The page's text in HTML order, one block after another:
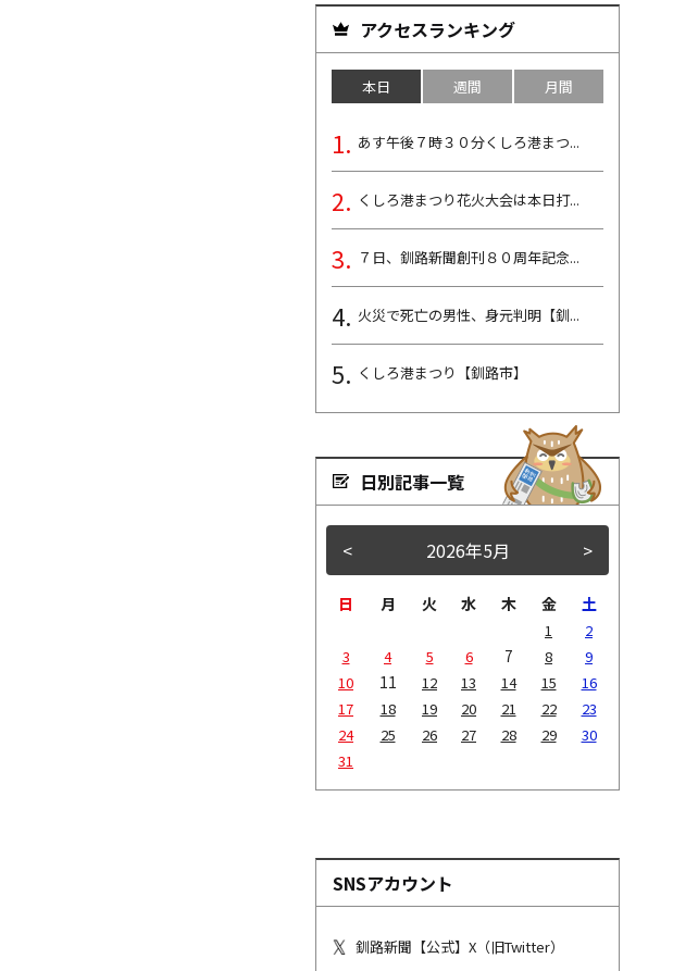
アクセスランキング
本日 週間 月間
あす午後７時３０分くしろ港まつ...
くしろ港まつり花火大会は本日打...
７日、釧路新聞創刊８０周年記念...
火災で死亡の男性、身元判明【釧...
くしろ港まつり【釧路市】
日別記事一覧
< >
2026年5月
日 月 火 水 木 金 土
1
2
3
4 5 6 7 8
9
10
11 12 13 14 15
16
17
18 19 20 21 22
23
24
25 26 27 28 29
30
31
SNSアカウント
釧路新聞【公式】X（旧Twitter）